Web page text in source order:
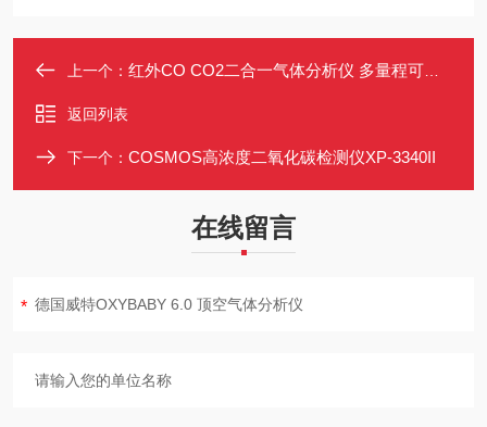
上一个： 红外CO CO2二合一气体分析仪 多量程可选 自动校准 数据上传
返回列表
下一个： COSMOS高浓度二氧化碳检测仪XP-3340II
在线留言